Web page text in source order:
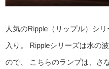
人気のRipple（リップル）シ
入り。
Rippleシリーズは水の
ので、
こちらのランプは、さ